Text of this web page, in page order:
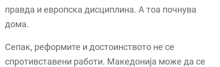
правда и европска дисциплина. А тоа почнува
дома.
Сепак, реформите и достоинството не се
спротивставени работи. Македонија може да се